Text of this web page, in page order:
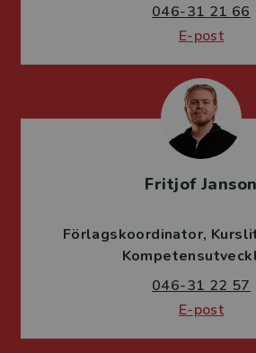
046-31 21 66
E-post
Fritjof Janson
Förlagskoordinator
046-31 22 57
E-post